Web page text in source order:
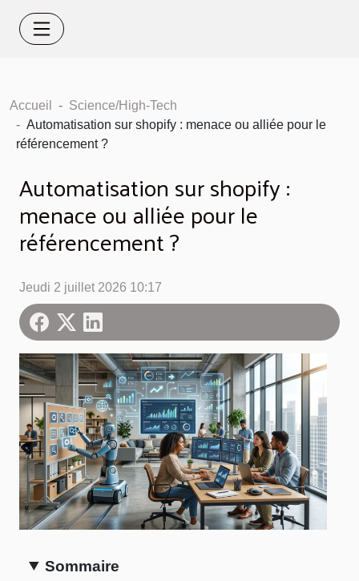
Accueil
Science/High-Tech
Automatisation sur shopify : menace ou alliée pour le
référencement ?
Automatisation sur shopify :
menace ou alliée pour le
référencement ?
Jeudi 2 juillet 2026 10:17
Sommaire